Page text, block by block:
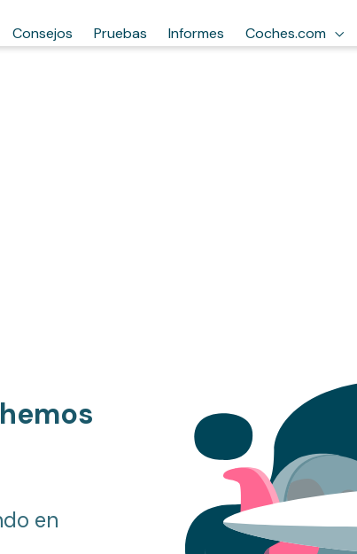
Consejos Pruebas Informes Coches.com
en